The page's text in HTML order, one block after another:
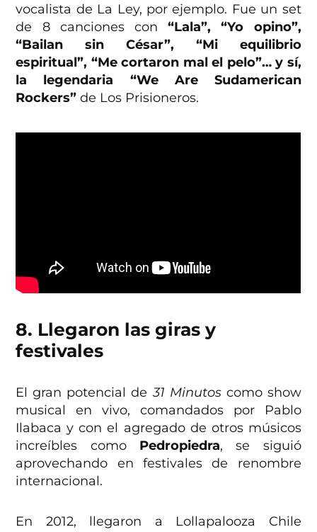
vocalista de La Ley, por ejemplo. Fue un set
de 8 canciones con“Lala”, “Yo opino”,
“Bailan sin César”, “Mi equilibrio
espiritual”, “Me cortaron mal el pelo”… y sí,
la legendaria “We Are Sudamerican
Rockers” de Los Prisioneros.
8. Llegaron las giras y
festivales
El gran potencial de31 Minutoscomo show
musical en vivo, comandados por Pablo
Ilabaca y con el agregado de otros músicos
increíbles como Pedropiedra, se siguió
aprovechando en festivales de renombre
internacional.
En 2012, llegaron a Lollapalooza Chile